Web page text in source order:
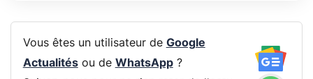
Vous êtes un utilisateur de Google
Actualitésou de WhatsApp?